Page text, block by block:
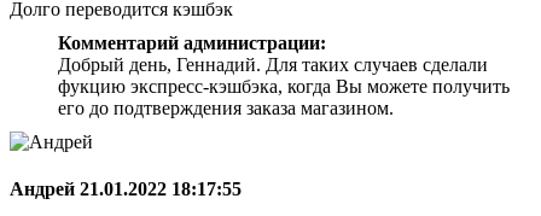
Долго переводится кэшбэк
Комментарий администрации:
Добрый день, Геннадий. Для таких случаев сделали
фукцию экспресс-кэшбэка, когда Вы можете получить
его до подтверждения заказа магазином.
Андрей 21.01.2022 18:17:55